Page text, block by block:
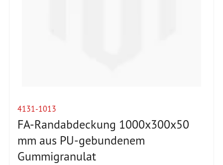
4131-1013
FA-Randabdeckung 1000x300x50
mm aus PU-gebundenem
Gummigranulat